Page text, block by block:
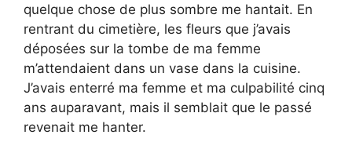
quelque chose de plus sombre me hantait. En
rentrant du cimetière, les fleurs que j’avais
déposées sur la tombe de ma femme
m’attendaient dans un vase dans la cuisine.
J’avais enterré ma femme et ma culpabilité cinq
ans auparavant, mais il semblait que le passé
revenait me hanter.